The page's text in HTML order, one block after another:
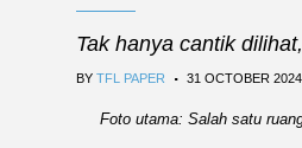
Tak hanya cantik
BY TFL PAPER . 31 OCTOBER 2024
Foto utama: Salah satu